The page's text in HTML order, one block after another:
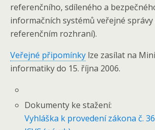
referenčního, sdíleného a
informačních systémů veřejné správy
referenčním rozhraní).
Veřejné připomínky lze zasílat na
informatiky do 15. října 2006.
Dokumenty ke stažení:
Vyhláška k provedení zákona č.